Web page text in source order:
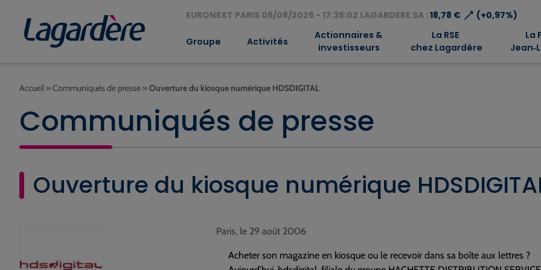
EURONEXT PARIS 06/08/2026 - 17:35:02 LAGARDERE SA : 18,78 €⟶ (+0,97%)
Groupe Activités
Actionnaires &
investisseurs
La RSE
chez Lagardère
La
Accueil »Communiqués de presse »Ouverture du kiosque numérique HDSDIGITAL
Communiqués de presse
Ouverture du kiosque numérique
Paris, le 29 août 2006
Acheter son magazine en kiosque ou le recevoir dans sa boîte aux lettres ?